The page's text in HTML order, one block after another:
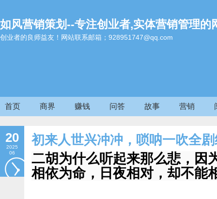
如风营销策划--专注创业者,实体营销管理的
创业者的良师益友！网站联系邮箱；928951747@qq.com
首页 商界 赚钱 问答 故事 营销
20
2025
06
初来人世兴冲冲，唢呐一吹全
二胡为什么听起来那么悲，因
相依为命，日夜相对，却不能